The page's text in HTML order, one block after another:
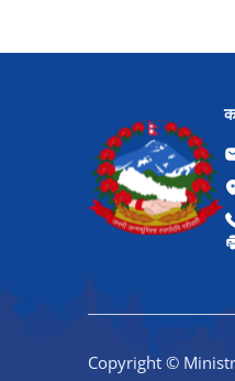
Copyright ©